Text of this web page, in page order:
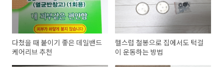
다쳤을 때 붙이기 좋은 데일밴드
케어리브 추천
헬스럽 철봉으로 집에서도 턱걸
이 운동하는 방법